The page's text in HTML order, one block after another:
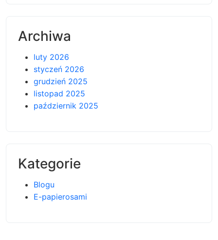
Archiwa
luty 2026
styczeń 2026
grudzień 2025
listopad 2025
październik 2025
Kategorie
Blogu
E-papierosami